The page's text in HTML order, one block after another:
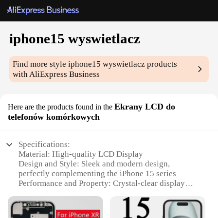
iphone15 wyswietlacz
Find more styleiphone15 wyswietlacz products
with AliExpress Business
Here are the products found in the Ekrany LCD do
telefonów komórkowych
Specifications:
Material: High-quality LCD Display
Design and Style: Sleek and modern design,
perfectly complementing the iPhone 15 series
Performance and Property: Crystal-clear display
Parts and Accessories: Includes all necessary
components for a seamless installation